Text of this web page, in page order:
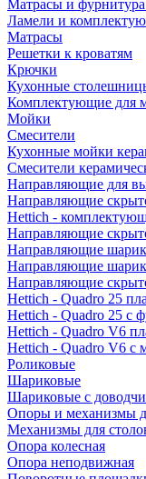
Матрасы и фурнитура
Ламели и
Матрасы
Решетки к кроватям
Крючки
Кухонные
Комплектующие для
Мойки
Смесители
Кухонные мойки
Смесители
Направляющие для
Направляющие
Hettich -
Направляющие
Направляющие
Направляющие
Направляющие
Hettich - Quadro 25
Hettich - Quadro 25 с
Hettich - Quadro V6
Hettich - Quadro V6 с
Роликовые
Шариковые
Шариковые с
Опоры и механизмы
Механизмы для
Опора колесная
Опора неподвижная